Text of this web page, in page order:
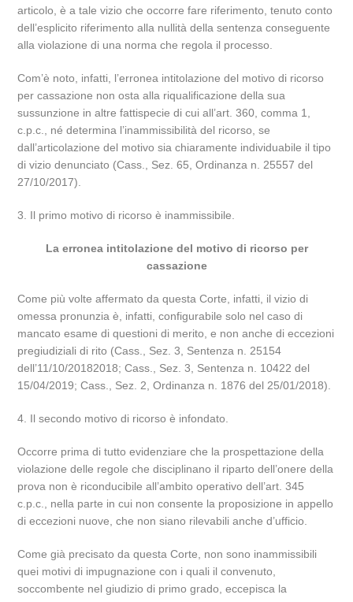
articolo, è a tale vizio che occorre fare riferimento, tenuto conto
dell’esplicito riferimento alla nullità della sentenza conseguente
alla violazione di una norma che regola il processo.
Com’è noto, infatti, l’erronea intitolazione del motivo di ricorso
per cassazione non osta alla riqualificazione della sua
sussunzione in altre fattispecie di cui all’art. 360, comma 1,
c.p.c., né determina l’inammissibilità del ricorso, se
dall’articolazione del motivo sia chiaramente individuabile il tipo
di vizio denunciato (Cass., Sez. 65, Ordinanza n. 25557 del
27/10/2017).
3. Il primo motivo di ricorso è inammissibile.
La erronea intitolazione del motivo di ricorso per
cassazione
Come più volte affermato da questa Corte, infatti, il vizio di
omessa pronunzia è, infatti, configurabile solo nel caso di
mancato esame di questioni di merito, e non anche di eccezioni
pregiudiziali di rito (Cass., Sez. 3, Sentenza n. 25154
dell’11/10/20182018; Cass., Sez. 3, Sentenza n. 10422 del
15/04/2019; Cass., Sez. 2, Ordinanza n. 1876 del 25/01/2018).
4. Il secondo motivo di ricorso è infondato.
Occorre prima di tutto evidenziare che la prospettazione della
violazione delle regole che disciplinano il riparto dell’onere della
prova non è riconducibile all’ambito operativo dell’art. 345
c.p.c., nella parte in cui non consente la proposizione in appello
di eccezioni nuove, che non siano rilevabili anche d’ufficio.
Come già precisato da questa Corte, non sono inammissibili
quei motivi di impugnazione con i quali il convenuto,
soccombente nel giudizio di primo grado, eccepisca la